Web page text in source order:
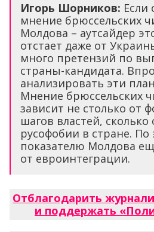
Игорь Шорников: Если
мнение брюссельских
Молдова – аутсайдер
отстает даже от
много претензий по
страны-кандидата.
анализировать эти
Мнение брюссельских
зависит не столько от
шагов властей, сколько
русофобии в стране.
показателю Молдова
от евроинтеграции.
Отблагодарить
и поддержать